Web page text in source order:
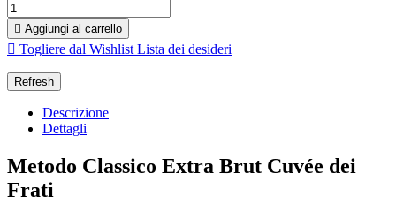
 Aggiungi al carrello
 Togliere dal Wishlist Lista dei desideri
Descrizione
Dettagli
Metodo Classico Extra Brut Cuvée dei
Frati